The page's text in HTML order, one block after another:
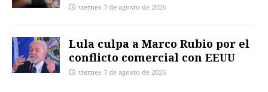
viernes 7 de agosto de 2026
Lula culpa a Marco Rubio por el
conflicto comercial con EEUU
viernes 7 de agosto de 2026